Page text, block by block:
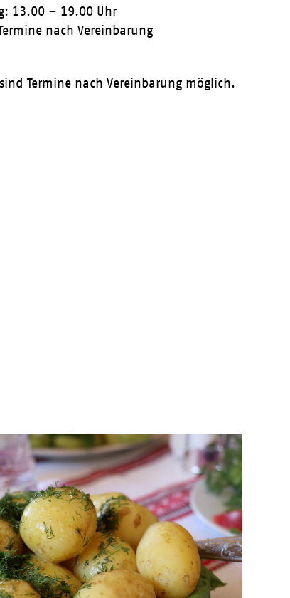
13.00 – 19.00 Uhr
nach Vereinbarung
Termine nach Vereinbarung möglich.